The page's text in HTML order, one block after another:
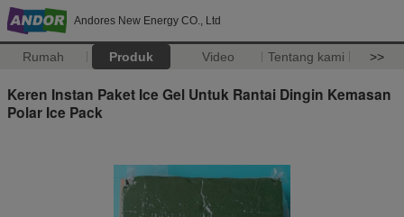
Andores New Energy CO., Ltd
Rumah Produk Video Tentang kami >>
Keren Instan Paket Ice Gel Untuk Rantai Dingin Kemasan
Polar Ice Pack